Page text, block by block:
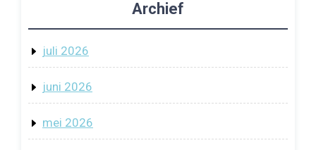
Archief
juli 2026
juni 2026
mei 2026